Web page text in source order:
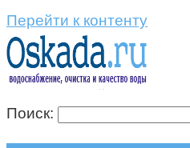
Перейти к контенту
Поиск: